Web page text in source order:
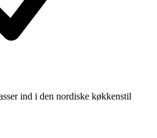
ind i den nordiske køkkenstil